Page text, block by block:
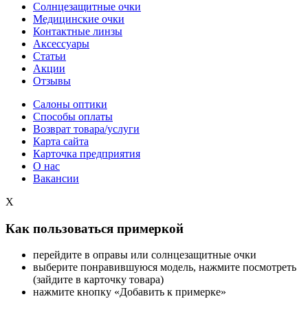
Солнцезащитные очки
Медицинские очки
Контактные линзы
Аксессуары
Статьи
Акции
Отзывы
Салоны оптики
Способы оплаты
Возврат товара/услуги
Карта сайта
Карточка предприятия
О нас
Вакансии
X
Как пользоваться примеркой
перейдите в оправы или солнцезащитные очки
выберите понравившуюся модель, нажмите посмотреть
(зайдите в карточку товара)
нажмите кнопку «Добавить к примерке»